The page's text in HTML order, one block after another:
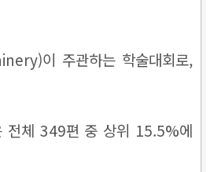
이 주관하는 학술대회로,
전체 349편 중 상위 15.5%에